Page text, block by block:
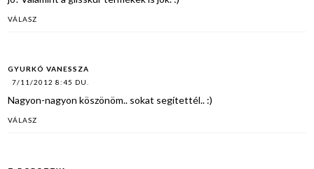
VÁLASZ
GYURKÓ VANESSZA
7/11/2012 8:45 DU.
Nagyon-nagyon köszönöm.. sokat segítettél.. :)
VÁLASZ